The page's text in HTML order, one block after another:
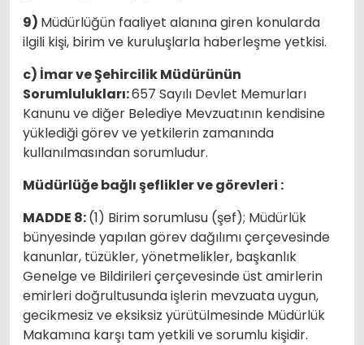
9) Müdürlüğün faaliyet alanına giren konularda
ilgili kişi, birim ve kuruluşlarla haberleşme yetkisi.
c) İmar ve Şehircilik Müdürünün
Sorumlulukları:657 Sayılı Devlet Memurları
Kanunu ve diğer Belediye Mevzuatının kendisine
yüklediği görev ve yetkilerin zamanında
kullanılmasından sorumludur.
Müdürlüğe bağlı şeflikler ve görevleri :
MADDE 8:(1) Birim sorumlusu (şef); Müdürlük
bünyesinde yapılan görev dağılımı çerçevesinde
kanunlar, tüzükler, yönetmelikler, başkanlık
Genelge ve Bildirileri çerçevesinde üst amirlerin
emirleri doğrultusunda işlerin mevzuata uygun,
gecikmesiz ve eksiksiz yürütülmesinde Müdürlük
Makamına karşı tam yetkili ve sorumlu kişidir.